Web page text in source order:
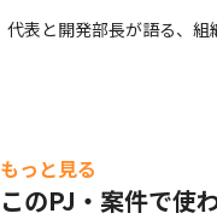
代表と開発部長が語る、組
もっと見る
このPJ・案件で使